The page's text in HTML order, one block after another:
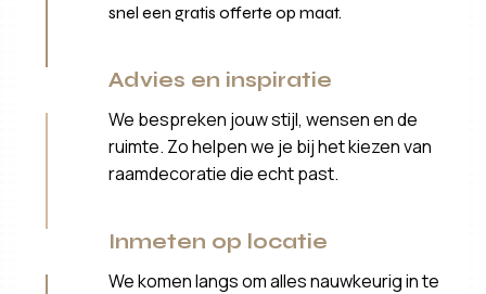
snel een gratis offerte op maat.
Advies en inspiratie
We bespreken jouw stijl, wensen en de
ruimte. Zo helpen we je bij het kiezen van
raamdecoratie die echt past.
Inmeten op locatie
We komen langs om alles nauwkeurig in te